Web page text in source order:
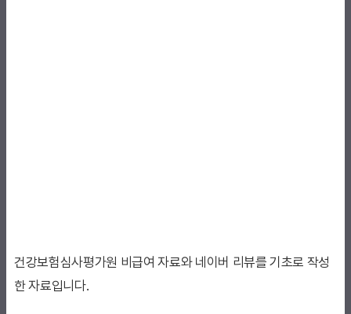
건강보험심사평가원 비급여 자료와 네이버 리뷰를 기초로 작성
한 자료입니다.